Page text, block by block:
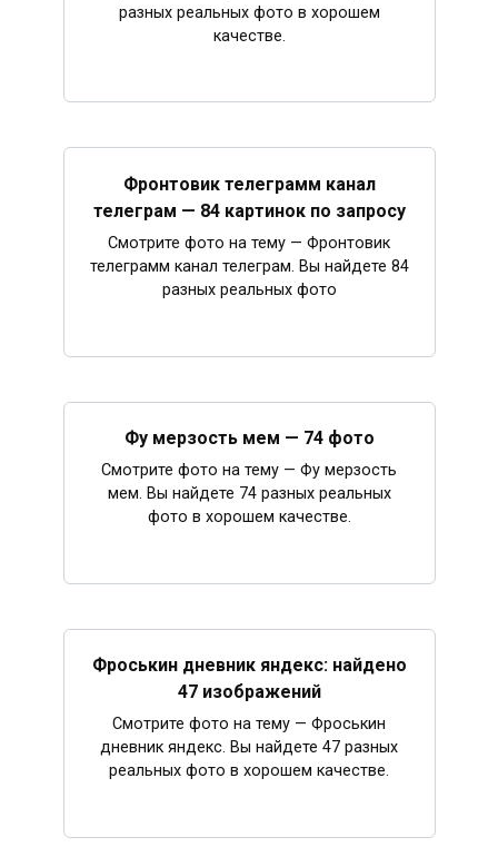
разных реальных фото в хорошем
качестве.
Фронтовик телеграмм канал
телеграм — 84 картинок по запросу
Смотрите фото на тему — Фронтовик
телеграмм канал телеграм. Вы найдете 84
разных реальных фото
Фу мерзость мем — 74 фото
Смотрите фото на тему — Фу мерзость
мем. Вы найдете 74 разных реальных
фото в хорошем качестве.
Фроськин дневник яндекс: найдено
47 изображений
Смотрите фото на тему — Фроськин
дневник яндекс. Вы найдете 47 разных
реальных фото в хорошем качестве.